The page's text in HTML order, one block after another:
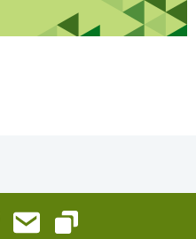
BlueskyEmail
Copy link